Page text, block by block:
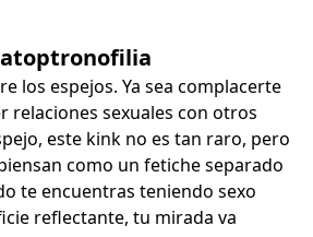
los espejos. Ya sea complacerte
relaciones sexuales con otros
este kink no es tan raro, pero
como un fetiche separado
te encuentras teniendo sexo
reflectante, tu mirada va